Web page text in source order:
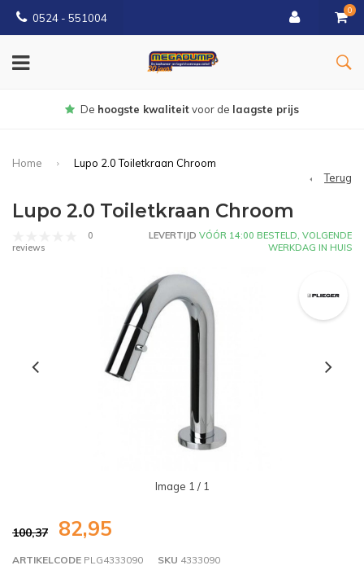
0524 - 551004
0
Gratisbezorgd vanaf €150
Home
Lupo 2.0 Toiletkraan Chroom
Terug
Lupo 2.0 Toiletkraan Chroom
0
reviews
LEVERTIJD VÓÓR 14:00 BESTELD, VOLGENDE
WERKDAG IN HUIS
Image 1 / 1
100,37 82,95
ARTIKELCODE PLG4333090 SKU 4333090